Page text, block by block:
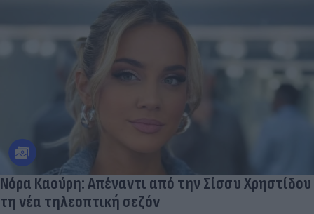
Νόρα Καούρη: Απέναντι από την Σίσσυ Χρηστίδου
τη νέα τηλεοπτική σεζόν